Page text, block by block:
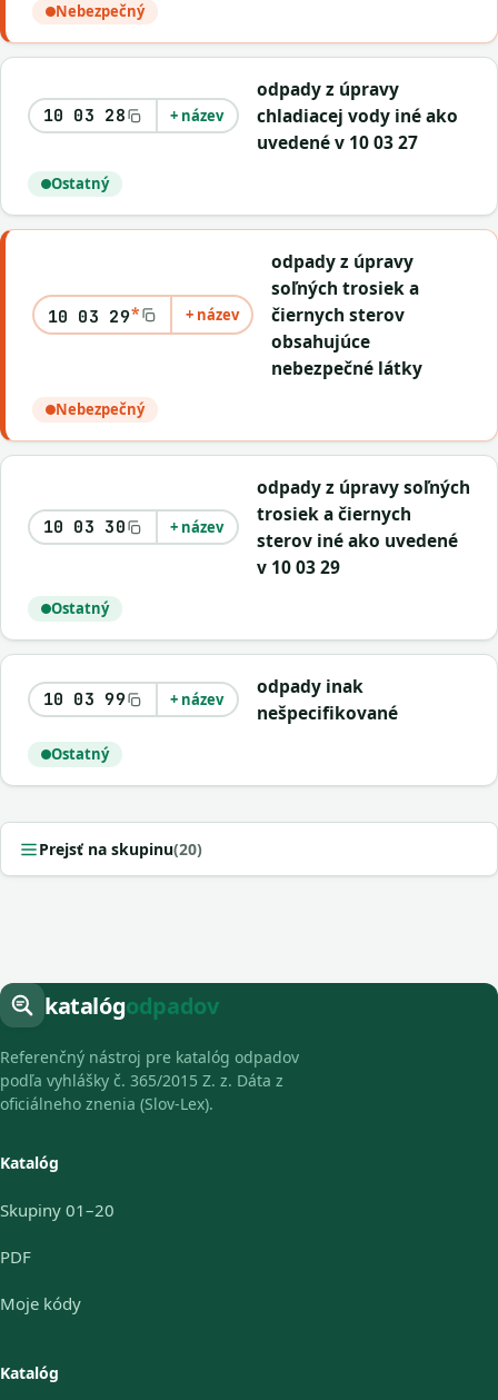
Nebezpečný
10 03 28 + název
odpady z úpravy
chladiacej vody iné ako
uvedené v 10 03 27
Ostatný
10 03 29* + název
odpady z úpravy
soľných trosiek a
čiernych sterov
obsahujúce
nebezpečné látky
Nebezpečný
10 03 30 + název
odpady z úpravy soľných
trosiek a čiernych
sterov iné ako uvedené
v 10 03 29
Ostatný
10 03 99 + název
odpady inak
nešpecifikované
Ostatný
Prejsť na skupinu(20)
katalógodpadov
Referenčný nástroj pre katalóg odpadov
podľa vyhlášky č. 365/2015 Z. z. Dáta z
oficiálneho znenia (Slov-Lex).
Katalóg
Skupiny 01–20
PDF
Moje kódy
Katalóg